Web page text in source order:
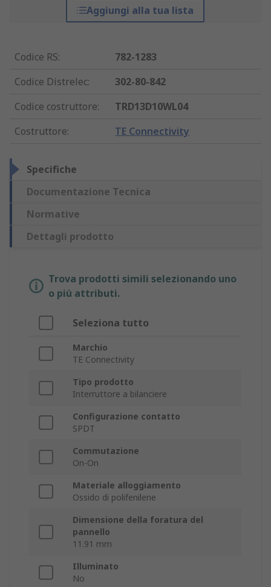
Aggiungi alla tua lista
Codice RS:
782-1283
Codice Distrelec:
302-80-842
Codice costruttore:
TRD13D10WL04
Costruttore: TE Connectivity
Specifiche
Documentazione Tecnica
Normative
Dettagli prodotto
Trova prodotti simili selezionando uno
o più attributi.
Seleziona tutto
Marchio
TE Connectivity
Tipo prodotto
Interruttore a bilanciere
Configurazione contatto
SPDT
Commutazione
On-On
Materiale alloggiamento
Ossido di polifenilene
Dimensione della foratura del
pannello
11.91 mm
Illuminato
No